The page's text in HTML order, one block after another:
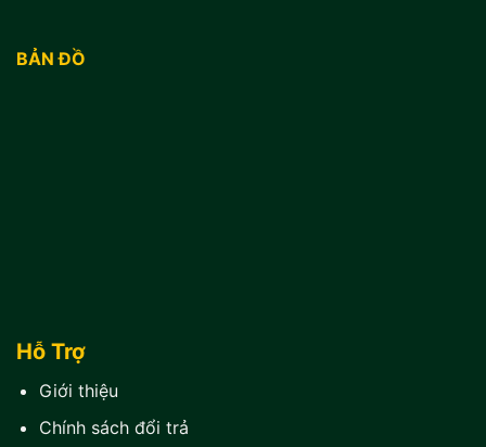
BẢN ĐỒ
Hỗ Trợ
Giới thiệu
Chính sách đổi trả